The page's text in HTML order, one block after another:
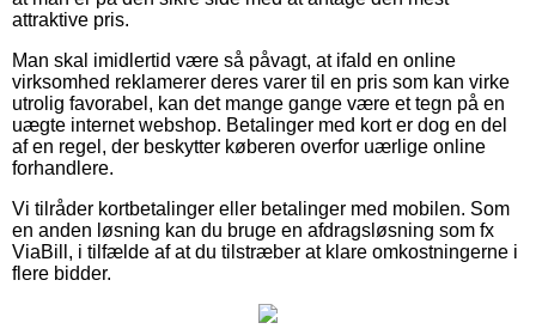
attraktive pris.
Man skal imidlertid være så påvagt, at ifald en online
virksomhed reklamerer deres varer til en pris som kan virke
utrolig favorabel, kan det mange gange være et tegn på en
uægte internet webshop. Betalinger med kort er dog en del
af en regel, der beskytter køberen overfor uærlige online
forhandlere.
Vi tilråder kortbetalinger eller betalinger med mobilen. Som
en anden løsning kan du bruge en afdragsløsning som fx
ViaBill, i tilfælde af at du tilstræber at klare omkostningerne i
flere bidder.